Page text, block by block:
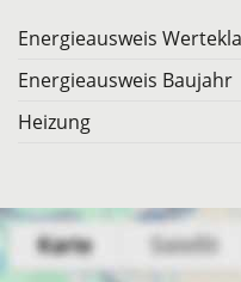
Energieausweis
Energieausweis Baujahr
Heizung